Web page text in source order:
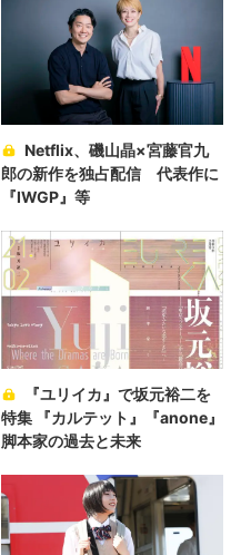
Netflix、磯山晶×宮藤官九
郎の新作を独占配信 代表作に
『IWGP』等
『ユリイカ』で坂元裕二を
特集 『カルテット』『anone』
脚本家の過去と未来